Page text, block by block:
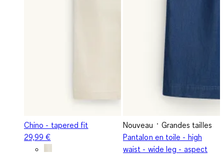
Chino - tapered fit
29,99 €
Nouveau
Grandes tailles
Pantalon en toile - high
waist - wide leg - aspect